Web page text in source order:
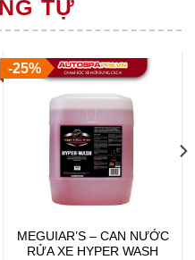
TỰ
-25%
MEGUIAR’S – CAN NƯỚC
RỬA XE HYPER WASH